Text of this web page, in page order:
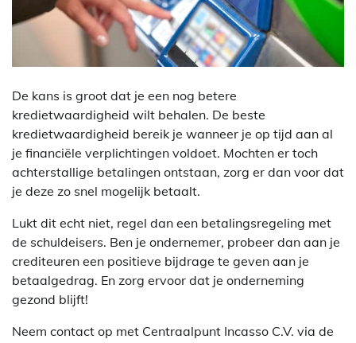
De kans is groot dat je een nog betere
kredietwaardigheid wilt behalen. De beste
kredietwaardigheid bereik je wanneer je op tijd aan al
je financiële verplichtingen voldoet. Mochten er toch
achterstallige betalingen ontstaan, zorg er dan voor dat
je deze zo snel mogelijk betaalt.
Lukt dit echt niet, regel dan een betalingsregeling met
de schuldeisers. Ben je ondernemer, probeer dan aan je
crediteuren een positieve bijdrage te geven aan je
betaalgedrag. En zorg ervoor dat je onderneming
gezond blijft!
Neem contact op met Centraalpunt Incasso C.V. via de